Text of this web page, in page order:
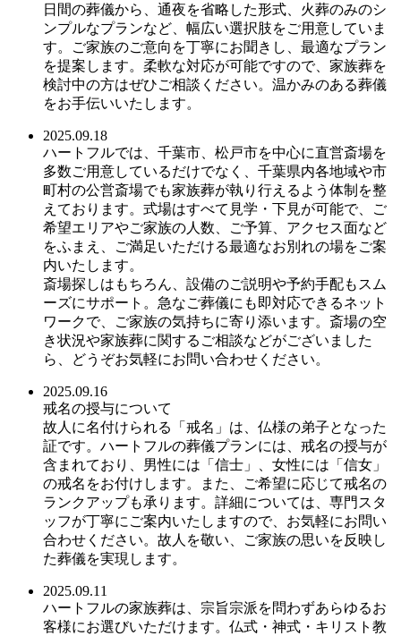
日間の葬儀から、通夜を省略した形式、火葬のみのシ
ンプルなプランなど、幅広い選択肢をご用意していま
す。ご家族のご意向を丁寧にお聞きし、最適なプラン
を提案します。柔軟な対応が可能ですので、家族葬を
検討中の方はぜひご相談ください。温かみのある葬儀
をお手伝いいたします。
2025.09.18
ハートフルでは、千葉市、松戸市を中心に直営斎場を
多数ご用意しているだけでなく、千葉県内各地域や市
町村の公営斎場でも家族葬が執り行えるよう体制を整
えております。式場はすべて見学・下見が可能で、ご
希望エリアやご家族の人数、ご予算、アクセス面など
をふまえ、ご満足いただける最適なお別れの場をご案
内いたします。
斎場探しはもちろん、設備のご説明や予約手配もスム
ーズにサポート。急なご葬儀にも即対応できるネット
ワークで、ご家族の気持ちに寄り添います。斎場の空
き状況や家族葬に関するご相談などがございました
ら、どうぞお気軽にお問い合わせください。
2025.09.16
戒名の授与について
故人に名付けられる「戒名」は、仏様の弟子となった
証です。ハートフルの葬儀プランには、戒名の授与が
含まれており、男性には「信士」、女性には「信女」
の戒名をお付けします。また、ご希望に応じて戒名の
ランクアップも承ります。詳細については、専門スタ
ッフが丁寧にご案内いたしますので、お気軽にお問い
合わせください。故人を敬い、ご家族の思いを反映し
た葬儀を実現します。
2025.09.11
ハートフルの家族葬は、宗旨宗派を問わずあらゆるお
客様にお選びいただけます。仏式・神式・キリスト教